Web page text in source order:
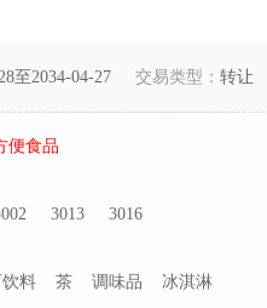
至2034-04-27 交易类型： 转让
便食品
3013 3016
料 茶 调味品 冰淇淋